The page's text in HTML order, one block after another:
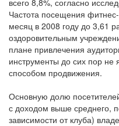
всего 8,8%, согласно
Частота посещения
месяц в 2008 году до 3,61
оздоровительным
плане привлечения
инструменты до сих пор не
способом продвижения.
Основную долю
с доходом выше среднего,
зависимости от клуба)